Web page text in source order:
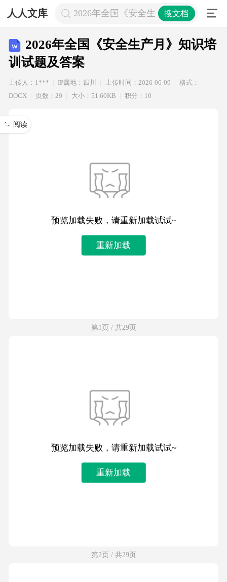
人人文库 2026年全国《安全生产月》知识培训
搜文档
2026年全国《安全生产月》知识培
训试题及答案
上传人：1*** IP属地：四川 上传时间：2026-06-09
格式：
DOCX
页数：29 大小：51.60KB 积分：10
阅读
预览加载失败，请重新加载试试~
重新加载
第1页 / 共29页
预览加载失败，请重新加载试试~
重新加载
第2页 / 共29页